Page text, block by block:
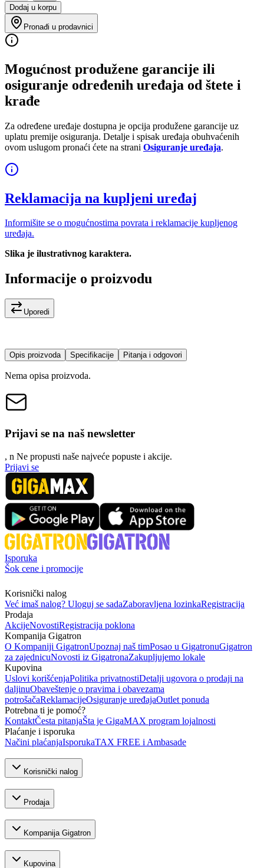
Dodaj u korpu
Pronađi u prodavnici
Mogućnost produžene garancije ili
osiguranje određenih uređaja od štete i
krađe
Za određene uređaje dostupna je opcija produžene garancije uz
uplatu premije osiguranja. Detalje i spisak uređaja obuhvaćenih
ovom uslugom pronaći ćete na strani Osiguranje uređaja.
Reklamacija na kupljeni uređaj
Informišite se o mogućnostima povrata i reklamacije kupljenog
uređaja.
Slika je ilustrativnog karaktera.
Informacije o proizvodu
Uporedi
Opis proizvoda Specifikacije Pitanja i odgovori
Nema opisa proizvoda.
Prijavi se na naš newsletter
, n Ne propusti naše najveće popuste i akcije.
Prijavi se
Isporuka
Šok cene i promocije
Korisnički nalog
Već imaš nalog? Uloguj se sadaZaboravljena lozinkaRegistracija
Prodaja
AkcijeNovostiRegistracija poklona
Kompanija Gigatron
O Kompaniji GigatronUpoznaj naš timPosao u GigatronuGigatron
za zajednicuNovosti iz GigatronaZakupljujemo lokale
Kupovina
Uslovi korišćenjaPolitika privatnostiDetalji ugovora o prodaji na
daljinuObaveštenje o pravima i obavezama
potrošačaReklamacijeOsiguranje uređajaOutlet ponuda
Potrebna ti je pomoć?
KontaktČesta pitanjaŠta je GigaMAX program lojalnosti
Plaćanje i isporuka
Načini plaćanjaIsporukaTAX FREE i Ambasade
Korisnički nalog
Prodaja
Kompanija Gigatron
Kupovina